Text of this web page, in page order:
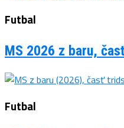
Futbal
MS 2026 z baru,
Futbal